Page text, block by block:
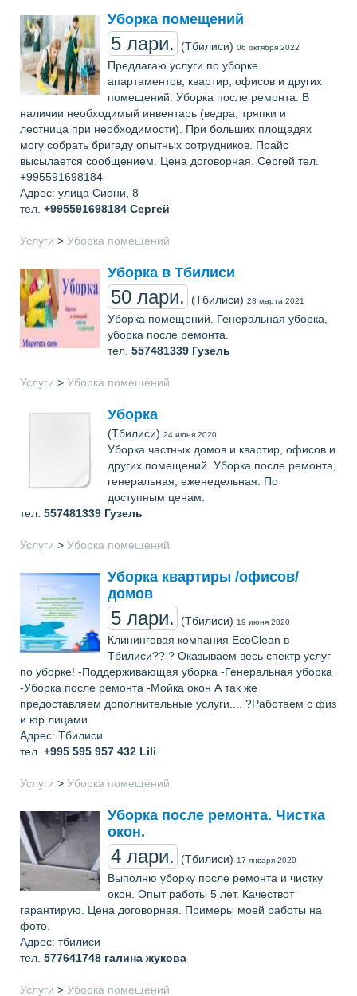
Уборка помещений
5 лари. (Тбилиси) 06 октября 2022
Предлагаю услуги по уборке
апартаментов, квартир, офисов и других
помещений. Уборка после ремонта. В
наличии необходимый инвентарь (ведра, тряпки и
лестница при необходимости). При больших площадях
могу собрать бригаду опытных сотрудников. Прайс
высылается сообщением. Цена договорная. Сергей тел.
+995591698184
Адрес: улица Сиони, 8
тел. +995591698184 Сергей
Услуги > Уборка помещений
Уборка в Тбилиси
50 лари. (Тбилиси) 28 марта 2021
Уборка помещений. Генеральная уборка,
уборка после ремонта.
тел. 557481339 Гузель
Услуги > Уборка помещений
Уборка
(Тбилиси) 24 июня 2020
Уборка частных домов и квартир, офисов и
других помещений. Уборка после ремонта,
генеральная, еженедельная. По
доступным ценам.
тел. 557481339 Гузель
Услуги > Уборка помещений
Уборка квартиры /офисов/
домов
5 лари. (Тбилиси) 19 июня 2020
Клининговая компания EcoClean в
Тбилиси?? ? Оказываем весь спектр услуг
по уборке! -Поддерживающая уборка -Генеральная уборка
-Уборка после ремонта -Мойка окон А так же
предоставляем дополнительные услуги.... ?Работаем с физ
и юр.лицами
Адрес: Тбилиси
тел. +995 595 957 432 Lili
Услуги > Уборка помещений
Уборка после ремонта. Чистка
окон.
4 лари. (Тбилиси) 17 января 2020
Выполню уборку после ремонта и чистку
окон. Опыт работы 5 лет. Качествот
гарантирую. Цена договорная. Примеры моей работы на
фото.
Адрес: тбилиси
тел. 577641748 галина жукова
Услуги > Уборка помещений